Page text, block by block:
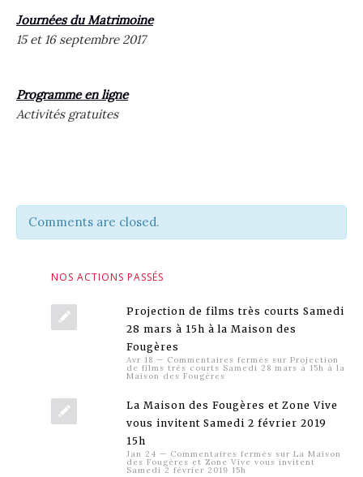
Journées du Matrimoine
15 et 16 septembre 2017
Programme en ligne
Activités gratuites
Comments are closed.
NOS ACTIONS PASSÉS
Projection de films très courts Samedi
28 mars à 15h à la Maison des
Fougères
Avr 18 — Commentaires fermés sur Projection
de films très courts Samedi 28 mars à 15h à la
Maison des Fougères
La Maison des Fougères et Zone Vive
vous invitent Samedi 2 février 2019
15h
Jan 24 — Commentaires fermés sur La Maison
des Fougères et Zone Vive vous invitent
Samedi 2 février 2019 15h